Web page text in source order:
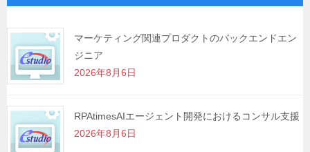
シ
ョ
ン
マーケティング関連プロダクトのバックエンドエン
ジニア
2026年8月6日
RPAtimesAIエージェント開発におけるコンサル支援
2026年8月6日